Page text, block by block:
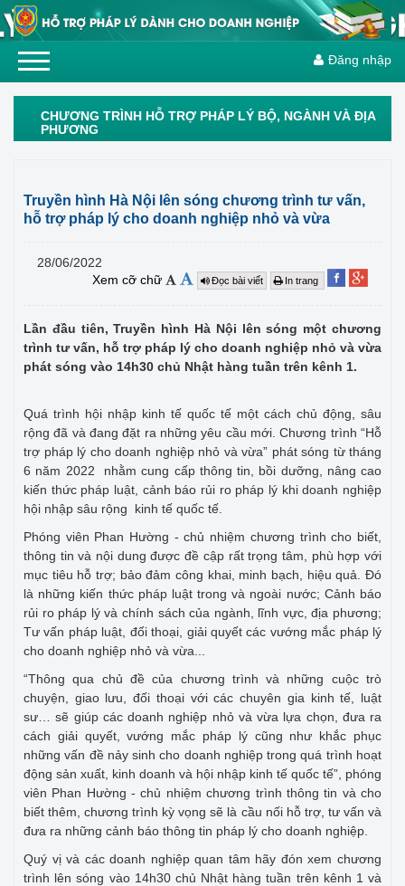
Đăng nhập
CHƯƠNG TRÌNH HỖ TRỢ PHÁP LÝ BỘ, NGÀNH VÀ ĐỊA
PHƯƠNG
Truyền hình Hà Nội lên sóng chương trình tư vấn,
hỗ trợ pháp lý cho doanh nghiệp nhỏ và vừa
28/06/2022
Xem cỡ chữ
Đọc bài viết In trang
Lần đầu tiên, Truyền hình Hà Nội lên sóng một chương
trình tư vấn, hỗ trợ pháp lý cho doanh nghiệp nhỏ và vừa
phát sóng vào 14h30 chủ Nhật hàng tuần trên kênh 1.
Quá trình hội nhập kinh tế quốc tế một cách chủ động, sâu
rộng đã và đang đặt ra những yêu cầu mới. Chương trình “Hỗ
trợ pháp lý cho doanh nghiệp nhỏ và vừa” phát sóng từ tháng
6 năm 2022 nhằm cung cấp thông tin, bồi dưỡng, nâng cao
kiến thức pháp luật, cảnh báo rủi ro pháp lý khi doanh nghiệp
hội nhập sâu rộng kinh tế quốc tế.
Phóng viên Phan Hường - chủ nhiệm chương trình cho biết,
thông tin và nội dung được đề cập rất trọng tâm, phù hợp với
mục tiêu hỗ trợ; bảo đảm công khai, minh bạch, hiệu quả. Đó
là những kiến thức pháp luật trong và ngoài nước; Cảnh báo
rủi ro pháp lý và chính sách của ngành, lĩnh vực, địa phương;
Tư vấn pháp luật, đối thoại, giải quyết các vướng mắc pháp lý
cho doanh nghiệp nhỏ và vừa...
“Thông qua chủ đề của chương trình và những cuộc trò
chuyện, giao lưu, đối thoại với các chuyên gia kinh tế, luật
sư… sẽ giúp các doanh nghiệp nhỏ và vừa lựa chọn, đưa ra
cách giải quyết, vướng mắc pháp lý cũng như khắc phục
những vấn đề nảy sinh cho doanh nghiệp trong quá trình hoạt
động sản xuất, kinh doanh và hội nhập kinh tế quốc tế”, phóng
viên Phan Hường - chủ nhiệm chương trình thông tin và cho
biết thêm, chương trình kỳ vọng sẽ là cầu nối hỗ trợ, tư vấn và
đưa ra những cảnh báo thông tin pháp lý cho doanh nghiệp.
Quý vị và các doanh nghiệp quan tâm hãy đón xem chương
trình lên sóng vào 14h30 chủ Nhật hàng tuần trên kênh 1 và